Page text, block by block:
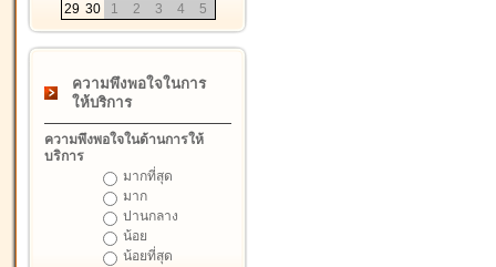
29 30 1 2 3 4 5
ความพึงพอใจในการ
ให้บริการ
ความพึงพอใจในด้านการให้
บริการ
มากที่สุด
มาก
ปานกลาง
น้อย
น้อยที่สุด